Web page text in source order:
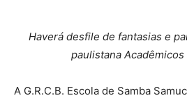
Haverá desfile de fantasias e
paulistana Acadêmicos
A G.R.C.B. Escola de Samba